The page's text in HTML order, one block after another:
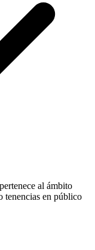
al ámbito
tenencias en público